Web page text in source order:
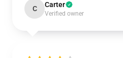
C Carter
Verified owner